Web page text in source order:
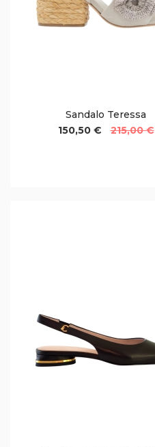
Sandalo Teressa
150,50 €
215,00 €